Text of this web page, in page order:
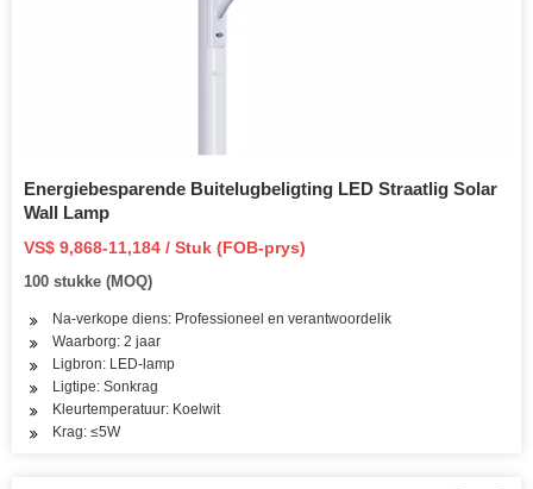
Energiebesparende Buitelugbeligting LED Straatlig Solar
Wall Lamp
VS$ 9,868-11,184 / Stuk (FOB-prys)
100 stukke (MOQ)
Na-verkope diens: Professioneel en verantwoordelik
Waarborg: 2 jaar
Ligbron: LED-lamp
Ligtipe: Sonkrag
Kleurtemperatuur: Koelwit
Krag: ≤5W